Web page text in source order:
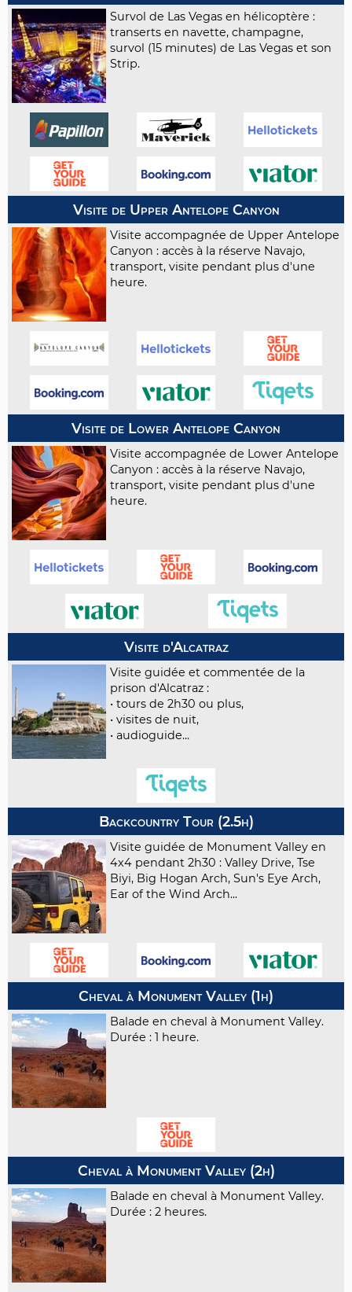
Survol de Las Vegas en hélicoptère :
transerts en navette, champagne,
survol (15 minutes) de Las Vegas et son
Strip.
Visite de Upper Antelope Canyon
Visite accompagnée de Upper Antelope
Canyon : accès à la réserve Navajo,
transport, visite pendant plus d'une
heure.
Visite de Lower Antelope Canyon
Visite accompagnée de Lower Antelope
Canyon : accès à la réserve Navajo,
transport, visite pendant plus d'une
heure.
Visite d'Alcatraz
Visite guidée et commentée de la
prison d'Alcatraz :
• tours de 2h30 ou plus,
• visites de nuit,
• audioguide...
Backcountry Tour (2.5h)
Visite guidée de Monument Valley en
4x4 pendant 2h30 : Valley Drive, Tse
Biyi, Big Hogan Arch, Sun's Eye Arch,
Ear of the Wind Arch...
Cheval à Monument Valley (1h)
Balade en cheval à Monument Valley.
Durée : 1 heure.
Cheval à Monument Valley (2h)
Balade en cheval à Monument Valley.
Durée : 2 heures.